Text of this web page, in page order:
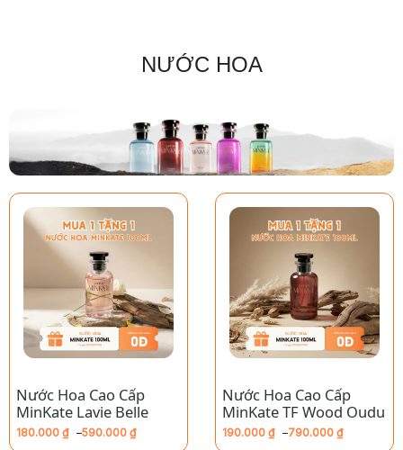
NƯỚC HOA
Nước Hoa Cao Cấp
MinKate Lavie Belle
180.000 ₫ –590.000 ₫
Nước Hoa Cao Cấp
MinKate TF Wood Oudu
190.000 ₫ –790.000 ₫